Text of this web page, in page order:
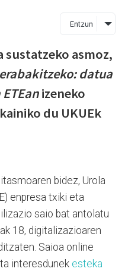
Entzun
sustatzeko asmoz,
datua
izeneko
du UKUEk
bidez, Urola
enpresa txiki eta
saio bat antolatu
18, digitalizazioaren
Saioa online
interesdunek esteka